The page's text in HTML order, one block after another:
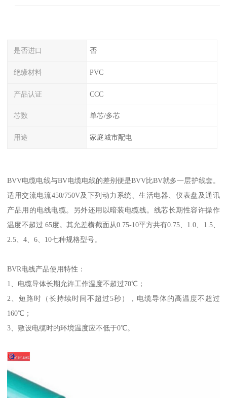
是否进口 否
绝缘材料 PVC
产品认证 CCC
芯数 单芯/多芯
用途 家庭城市配电
BVV电缆电线与BV电缆电线的差别便是BVV比BV就多一层护线套。
适用交流电流450/750V及下列动力系统、生活电器、仪表盘及通讯
产品用的电线电缆。另外还用以暗装电缆线。线芯长期性容许操作
温度不超过 65度。其允差横截面从0.75-10平方共有0.75、1.0、1.5、
2.5、4、6、10七种规格型号。
BVR电线产品使用特性：
1、电缆导体长期允许工作温度不超过70℃；
2、短路时（长持续时间不超过5秒），电缆导体的高温度不超过
160℃；
3、敷设电缆时的环境温度应不低于0℃。